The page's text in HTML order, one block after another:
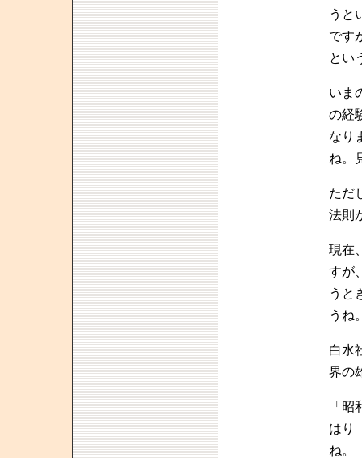
うと
です
とい
いま
の経
なり
ね。
ただ
法則
現在
すが
うと
うね
白水
界の
「
はり
ね。